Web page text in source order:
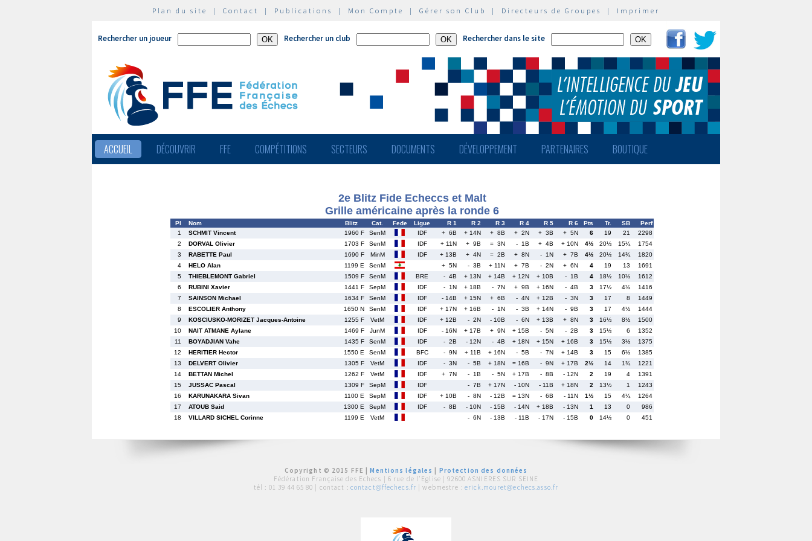
Plan du site | Contact | Publications | Mon Compte | Gérer son Club | Directeurs de Groupes | Imprimer
Rechercher un joueur Rechercher un club Rechercher dans le site
ACCUEIL DÉCOUVRIR FFE COMPÉTITIONS SECTEURS DOCUMENTS DÉVELOPPEMENT PARTENAIRES BOUTIQUE
2e Blitz Fide Echeccs et Malt
Grille américaine après la ronde 6
Pl Nom Blitz Cat. Fede Ligue R 1 R 2 R 3 R 4 R 5 R 6 Pts Tr. SB
Perf
1
SCHMIT Vincent 1960 F SenM IDF + 6B + 14N + 8B + 2N + 3B + 5N 6 19 21
2298
2
DORVAL Olivier 1703 F SenM IDF + 11N + 9B = 3N - 1B + 4B + 10N 4½ 20½ 15¼
1754
3
RABETTE Paul 1690 F MinM IDF + 13B + 4N = 2B + 8N - 1N + 7B 4½ 20½ 14¾
1820
4
HELO Alan 1199 E SenM + 5N - 3B + 11N + 7B - 2N + 6N 4 19 13
1691
5
THIEBLEMONT Gabriel 1509 F SenM BRE - 4B + 13N + 14B + 12N + 10B - 1B 4 18½ 10½
1612
6
RUBINI Xavier 1441 F SepM IDF - 1N + 18B - 7N + 9B + 16N - 4B 3 17½ 4½
1416
7
SAINSON Michael 1634 F SenM IDF - 14B + 15N + 6B - 4N + 12B - 3N 3 17 8
1449
8
ESCOLIER Anthony 1650 N SenM IDF + 17N + 16B - 1N - 3B + 14N - 9B 3 17 4½
1444
9
KOSCIUSKO-MORIZET Jacques-Antoine 1255 F VetM IDF + 12B - 2N - 10B - 6N + 13B + 8N 3 16½ 8½
1500
10
NAIT ATMANE Aylane 1469 F JunM IDF - 16N + 17B + 9N + 15B - 5N - 2B 3 15½ 6
1352
11
BOYADJIAN Vahe 1435 F SenM IDF - 2B - 12N - 4B + 18N + 15N + 16B 3 15½ 3½
1375
12
HERITIER Hector 1550 E SenM BFC - 9N + 11B + 16N - 5B - 7N + 14B 3 15 6½
1385
13
DELVERT Olivier 1305 F VetM IDF - 3N - 5B + 18N = 16B - 9N + 17B 2½ 14 1¾
1221
14
BETTAN Michel 1262 F VetM IDF + 7N - 1B - 5N + 17B - 8B - 12N 2 19 4
1391
15
JUSSAC Pascal 1309 F SepM IDF - 7B + 17N - 10N - 11B + 18N 2 13½ 1
1243
16
KARUNAKARA Sivan 1100 E SepM IDF + 10B - 8N - 12B = 13N - 6B - 11N 1½ 15 4¼
1264
17
ATOUB Said 1300 E SepM IDF - 8B - 10N - 15B - 14N + 18B - 13N 1 13 0
986
18
VILLARD SICHEL Corinne 1199 E VetM - 6N - 13B - 11B - 17N - 15B 0 14½ 0 451
Copyright © 2015 FFE |Mentions légales
Protection des données
Fédération Française des Echecs | 6 rue de l'Eglise | 92600 ASNIERES SUR SEINE
tél : 01 39 44 65 80 | contact : contact@ffechecs.fr | webmestre : erick.mouret@echecs.asso.fr